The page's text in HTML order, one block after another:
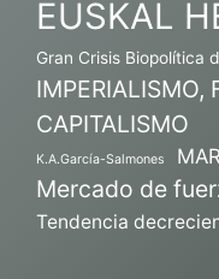
EUSKAL
Gran Crisis Biopolítica
IMPERIALISMO,
CAPITALISMO
K.A.García-Salmones
Mercado de
Tendencia